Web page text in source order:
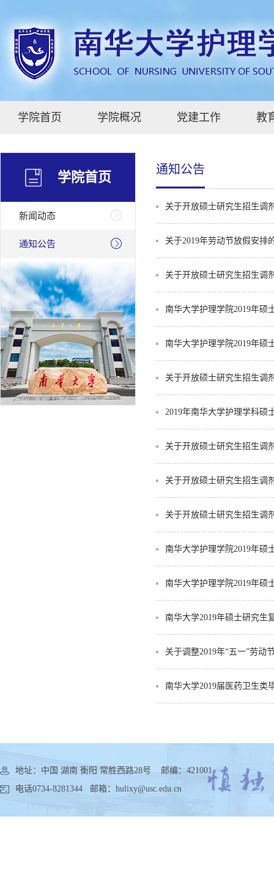
学院首页 学院概况 党建工作 教
学院首页
新闻动态
通知公告
通知公告
关于开放硕士研究生招生调
关于2019年劳动节放假安排
关于开放硕士研究生招生调
南华大学护理学院2019年硕
南华大学护理学院2019年硕
关于开放硕士研究生招生调
2019年南华大学护理学科硕
关于开放硕士研究生招生调
关于开放硕士研究生招生调
关于开放硕士研究生招生调
南华大学护理学院2019年硕
南华大学护理学院2019年硕
南华大学2019年硕士研究生
关于调整2019年“五一”劳动
南华大学2019届医药卫生类
地址：中国 湖南 衡阳 常胜西路28号 邮编：421001
电话0734-8281344 邮箱：hulixy@usc.edu.cn